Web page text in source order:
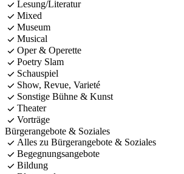
Lesung/Literatur
Mixed
Museum
Musical
Oper & Operette
Poetry Slam
Schauspiel
Show, Revue, Varieté
Sonstige Bühne & Kunst
Theater
Vorträge
Bürgerangebote & Soziales
Alles zu Bürgerangebote & Soziales
Begegnungsangebote
Bildung